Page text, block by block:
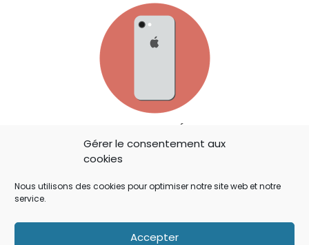
Gérer le consentement aux
cookies
Nous utilisons des cookies pour optimiser notre site web et notre
service.
Accepter
IOS 14: APPLE A AJOUTÉ UN BOUTON
SECRET QUI A ÉCHAPPÉ À TOUT LE MONDE !